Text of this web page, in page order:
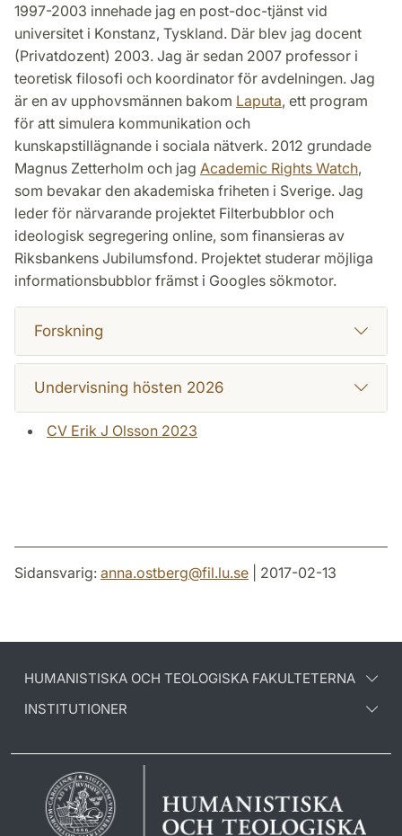
1997-2003 innehade jag en post-doc-tjänst vid
universitet i Konstanz, Tyskland. Där blev jag docent
(Privatdozent) 2003. Jag är sedan 2007 professor i
teoretisk filosofi och koordinator för avdelningen. Jag
är en av upphovsmännen bakom Laputa, ett program
för att simulera kommunikation och
kunskapstillägnande i sociala nätverk. 2012 grundade
Magnus Zetterholm och jag Academic Rights Watch,
som bevakar den akademiska friheten i Sverige. Jag
leder för närvarande projektet Filterbubblor och
ideologisk segregering online, som finansieras av
Riksbankens Jubilumsfond. Projektet studerar möjliga
informationsbubblor främst i Googles sökmotor.
Forskning
Undervisning hösten 2026
CV Erik J Olsson 2023
Sidansvarig: anna.ostberg@fil.lu.se | 2017-02-13
HUMANISTISKA OCH TEOLOGISKA FAKULTETERNA
INSTITUTIONER